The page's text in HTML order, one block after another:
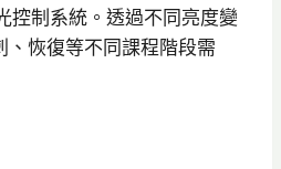
制系統。透過不同亮度變
、恢復等不同課程階段需